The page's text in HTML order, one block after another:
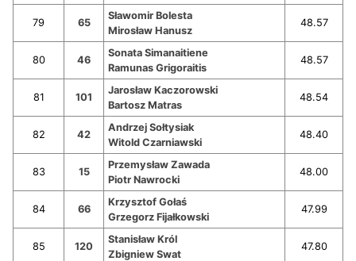
79 65
Sławomir Bolesta
Mirosław Hanusz
48.57
80 46
Sonata Simanaitiene
Ramunas Grigoraitis
48.57
81 101
Jarosław Kaczorowski
Bartosz Matras
48.54
82 42
Andrzej Sołtysiak
Witold Czarniawski
48.40
83 15
Przemysław Zawada
Piotr Nawrocki
48.00
84 66
Krzysztof Gołaś
Grzegorz Fijałkowski
47.99
85 120
Stanisław Król
Zbigniew Swat
47.80